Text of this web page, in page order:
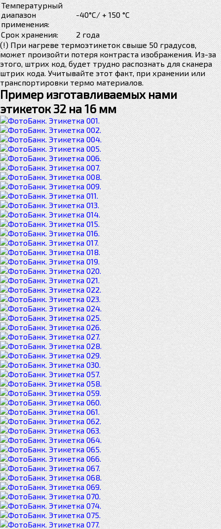
Температурный
диапазон
применения:
-40°С/ + 150 °С
Срок хранения:
2 года
(!) При нагреве термоэтикеток свыше 50 градусов,
может произойти потеря контраста изображения. Из-за
этого, штрих код, будет трудно распознать для сканера
штрих кода. Учитывайте этот факт, при хранении или
транспортировки термо материалов.
Пример изготавливаемых нами
этикеток 32 на 16 мм